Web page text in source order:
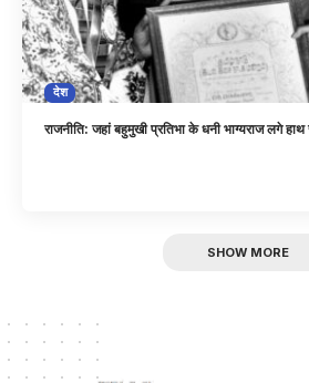
देश
राजनीति: जहां बहुमुखी प्रतिभा के धनी भाग्यराज लगे हाथ
SHOW MORE